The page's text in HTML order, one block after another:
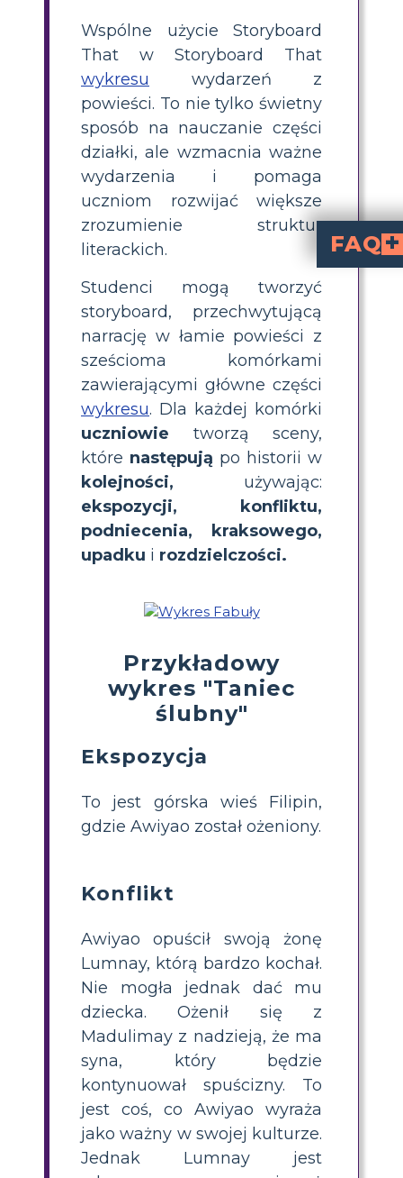
Wspólne użycie Storyboard
That w Storyboard That
wykresu wydarzeń z
powieści. To nie tylko świetny
sposób na nauczanie części
działki, ale wzmacnia ważne
wydarzenia i pomaga
uczniom rozwijać większe
zrozumienie struktur
literackich.
Studenci mogą tworzyć
storyboard, przechwytującą
narrację w łamie powieści z
sześcioma komórkami
zawierającymi główne części
wykresu. Dla każdej komórki
uczniowie tworzą sceny,
które następują po historii w
kolejności, używając:
ekspozycji, konfliktu,
podniecenia, kraksowego,
upadku i rozdzielczości.
Przykładowy
wykres "Taniec
ślubny"
Ekspozycja
To jest górska wieś Filipin,
gdzie Awiyao został ożeniony.
Konflikt
Awiyao opuścił swoją żonę
Lumnay, którą bardzo kochał.
Nie mogła jednak dać mu
dziecka. Ożenił się z
Madulimay z nadzieją, że ma
syna, który będzie
kontynuował spuścizny. To
jest coś, co Awiyao wyraża
jako ważny w swojej kulturze.
Jednak Lumnay jest
FAQ